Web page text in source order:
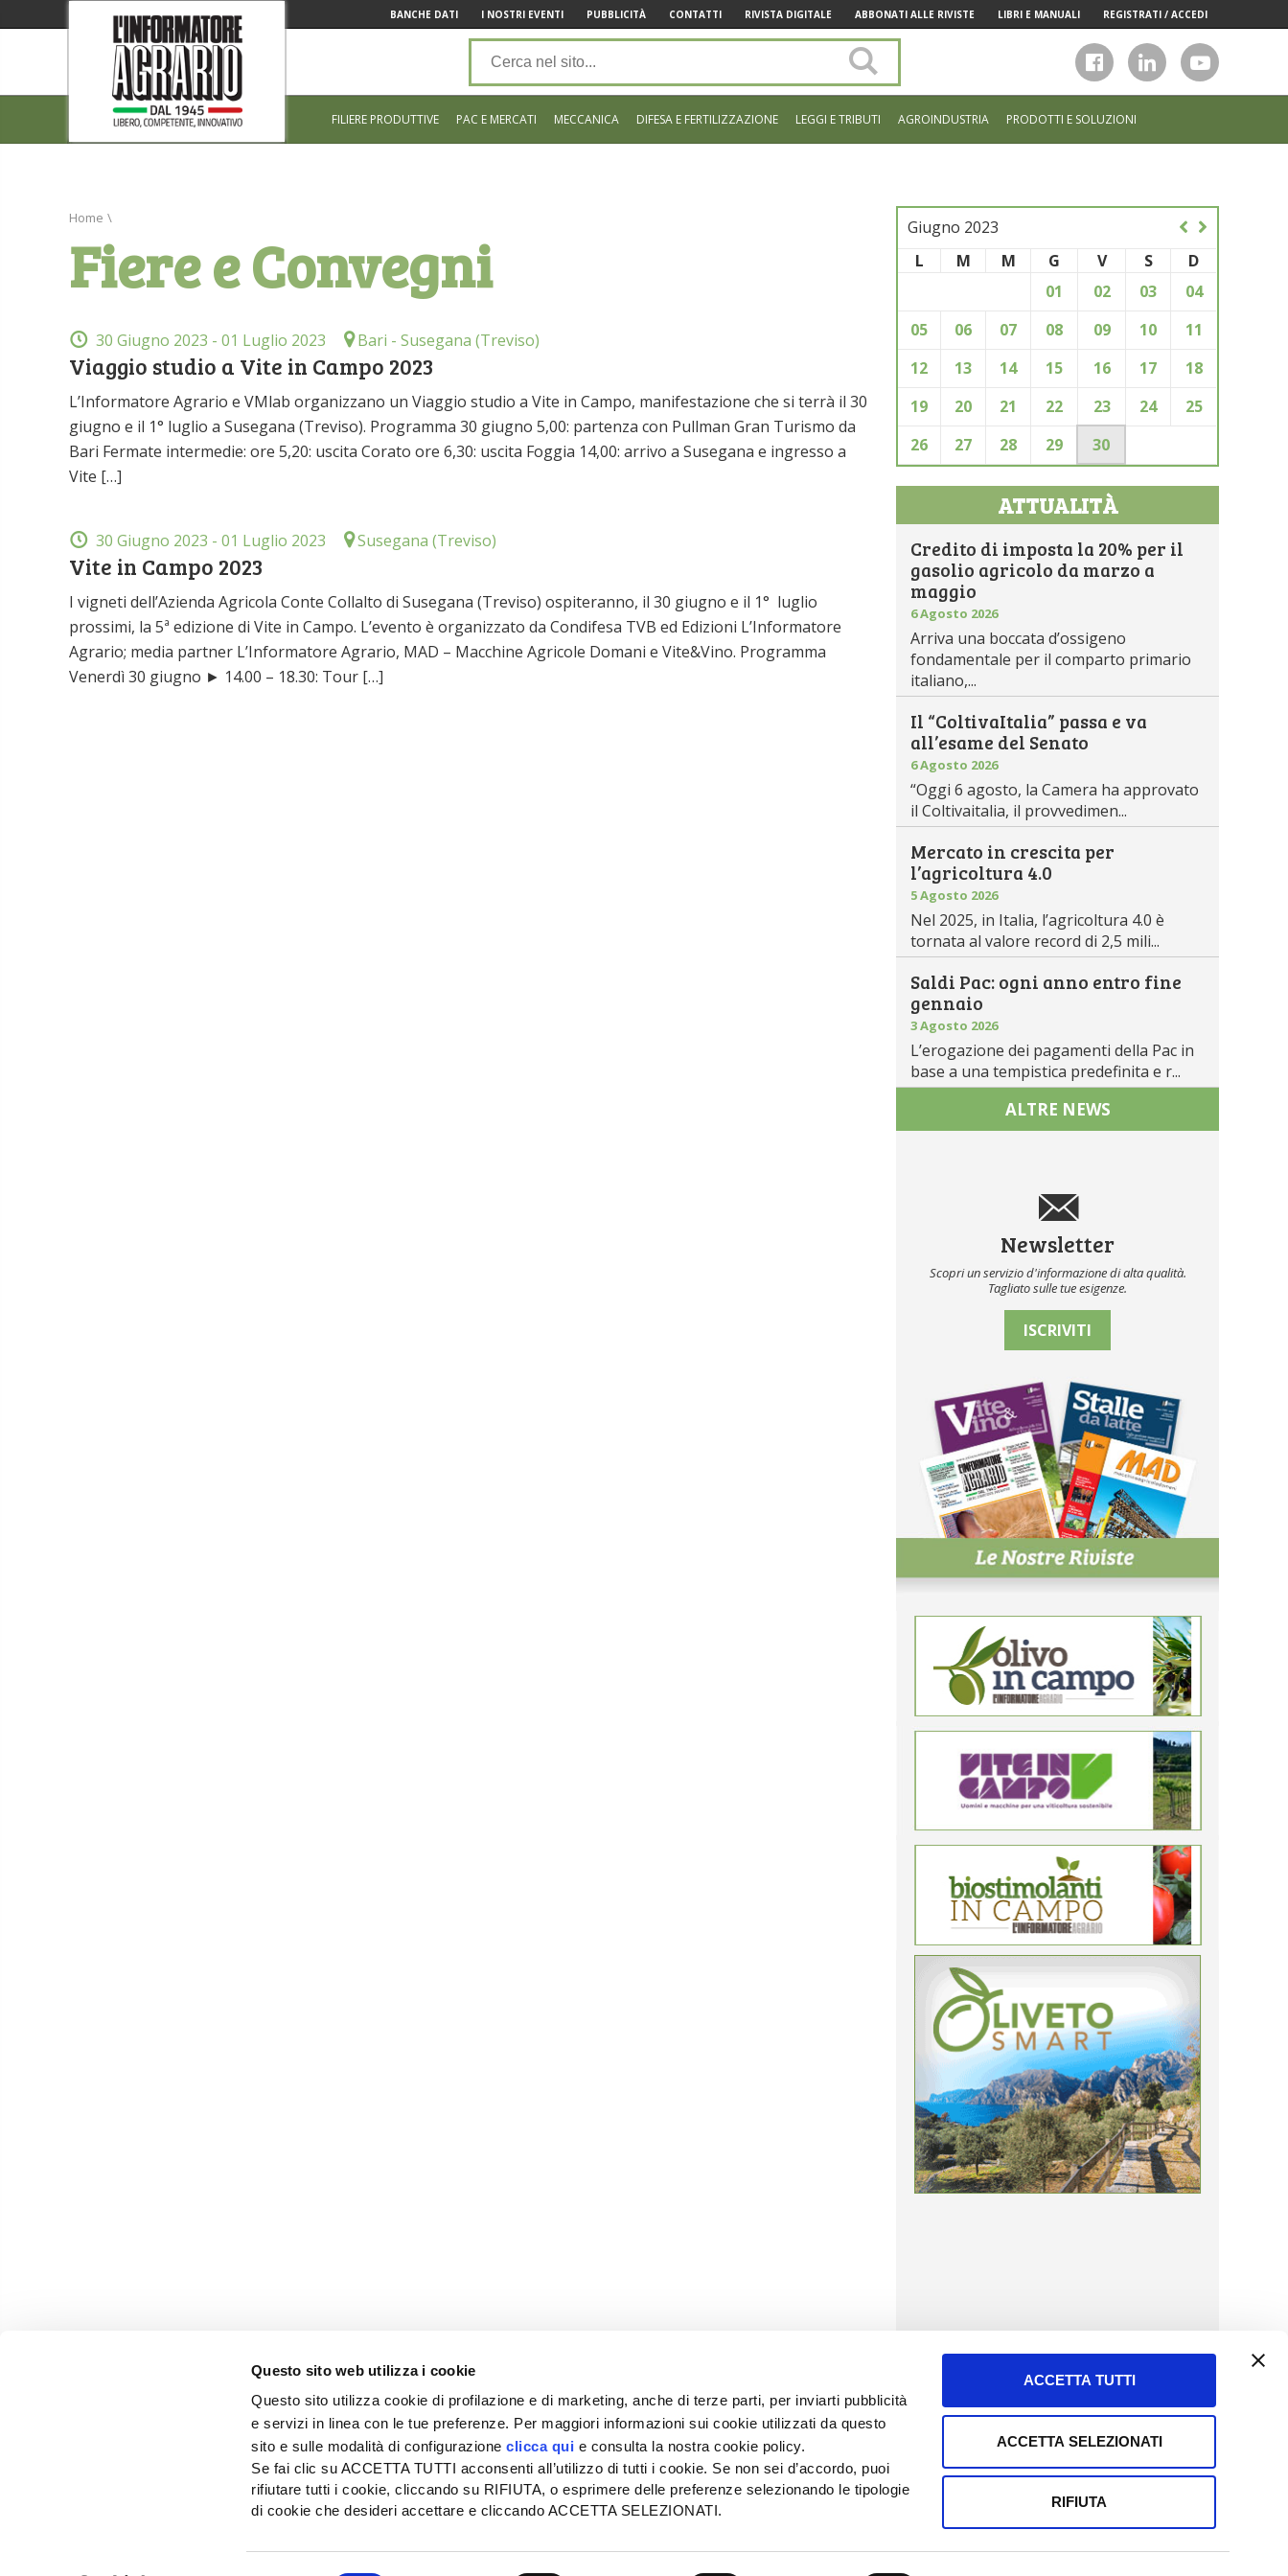
Questo sito web utilizza i cookie
Questo sito utilizza cookie di profilazione e di marketing, anche di terze parti, per inviarti pubblicità
e servizi in linea con le tue preferenze. Per maggiori informazioni sui cookie utilizzati da questo
sito e sulle modalità di configurazioneclicca qui e consulta la nostra cookie policy.
Se fai clic su ACCETTA TUTTI acconsenti all’utilizzo di tutti i cookie. Se non sei d’accordo, puoi
rifiutare tutti i cookie, cliccando su RIFIUTA, o esprimere delle preferenze selezionando le tipologie
di cookie che desideri accettare e cliccando ACCETTA SELEZIONATI.
ACCETTA TUTTI
ACCETTA SELEZIONATI
RIFIUTA
BANCHE DATI I NOSTRI EVENTI PUBBLICITÀ CONTATTI RIVISTA DIGITALE ABBONATI ALLE RIVISTE LIBRI E MANUALI REGISTRATI / ACCEDI
sito
FILIERE PRODUTTIVE PAC E MERCATI MECCANICA DIFESA E FERTILIZZAZIONE LEGGI E TRIBUTI AGROINDUSTRIA PRODOTTI E SOLUZIONI
Home \
Fiere e Convegni
30 Giugno 2023 - 01 Luglio 2023 Bari - Susegana (Treviso)
Viaggio studio a Vite in Campo 2023
L’Informatore Agrario e VMlab organizzano un Viaggio studio a Vite in Campo, manifestazione che si terrà il 30
giugno e il 1° luglio a Susegana (Treviso). Programma 30 giugno 5,00: partenza con Pullman Gran Turismo da
Bari Fermate intermedie: ore 5,20: uscita Corato ore 6,30: uscita Foggia 14,00: arrivo a Susegana e ingresso a
Vite […]
30 Giugno 2023 - 01 Luglio 2023 Susegana (Treviso)
Vite in Campo 2023
I vigneti dell’Azienda Agricola Conte Collalto di Susegana (Treviso) ospiteranno, il 30 giugno e il 1° luglio
prossimi, la 5ª edizione di Vite in Campo. L’evento è organizzato da Condifesa TVB ed Edizioni L’Informatore
Agrario; media partner L’Informatore Agrario, MAD – Macchine Agricole Domani e Vite&Vino. Programma
Venerdì 30 giugno ► 14.00 – 18.30: Tour […]
Giugno 2023
L
M M G V S
D
01
02 03
04
05
06 07 08 09 10
11
12
13 14 15 16 17
18
19
20 21 22 23 24
25
26
27 28 29 30
ATTUALITÀ
Credito di imposta la 20% per il
gasolio agricolo da marzo a
maggio
6 Agosto 2026
Arriva una boccata d’ossigeno
fondamentale per il comparto primario
italiano,...
Il “ColtivaItalia” passa e va
all’esame del Senato
6 Agosto 2026
“Oggi 6 agosto, la Camera ha approvato
il Coltivaitalia, il provvedimen...
Mercato in crescita per
l’agricoltura 4.0
5 Agosto 2026
Nel 2025, in Italia, l’agricoltura 4.0 è
tornata al valore record di 2,5 mili...
Saldi Pac: ogni anno entro fine
gennaio
3 Agosto 2026
L’erogazione dei pagamenti della Pac in
base a una tempistica predefinita e r...
ALTRE NEWS
Newsletter
Scopri un servizio d'informazione di alta qualità.
Tagliato sulle tue esigenze.
ISCRIVITI
EDIZIONI L'INFORMATORE AGRARIO Srl
SEDE
Tel + 39.045.8057511
info@informatoreagrario.it
PUBBLICITÀ
Tel + 39.045.8057523
pubblicita@informatoreagrario.it
Tel + 39.045.8009480
clienti@informatoreagrario.it